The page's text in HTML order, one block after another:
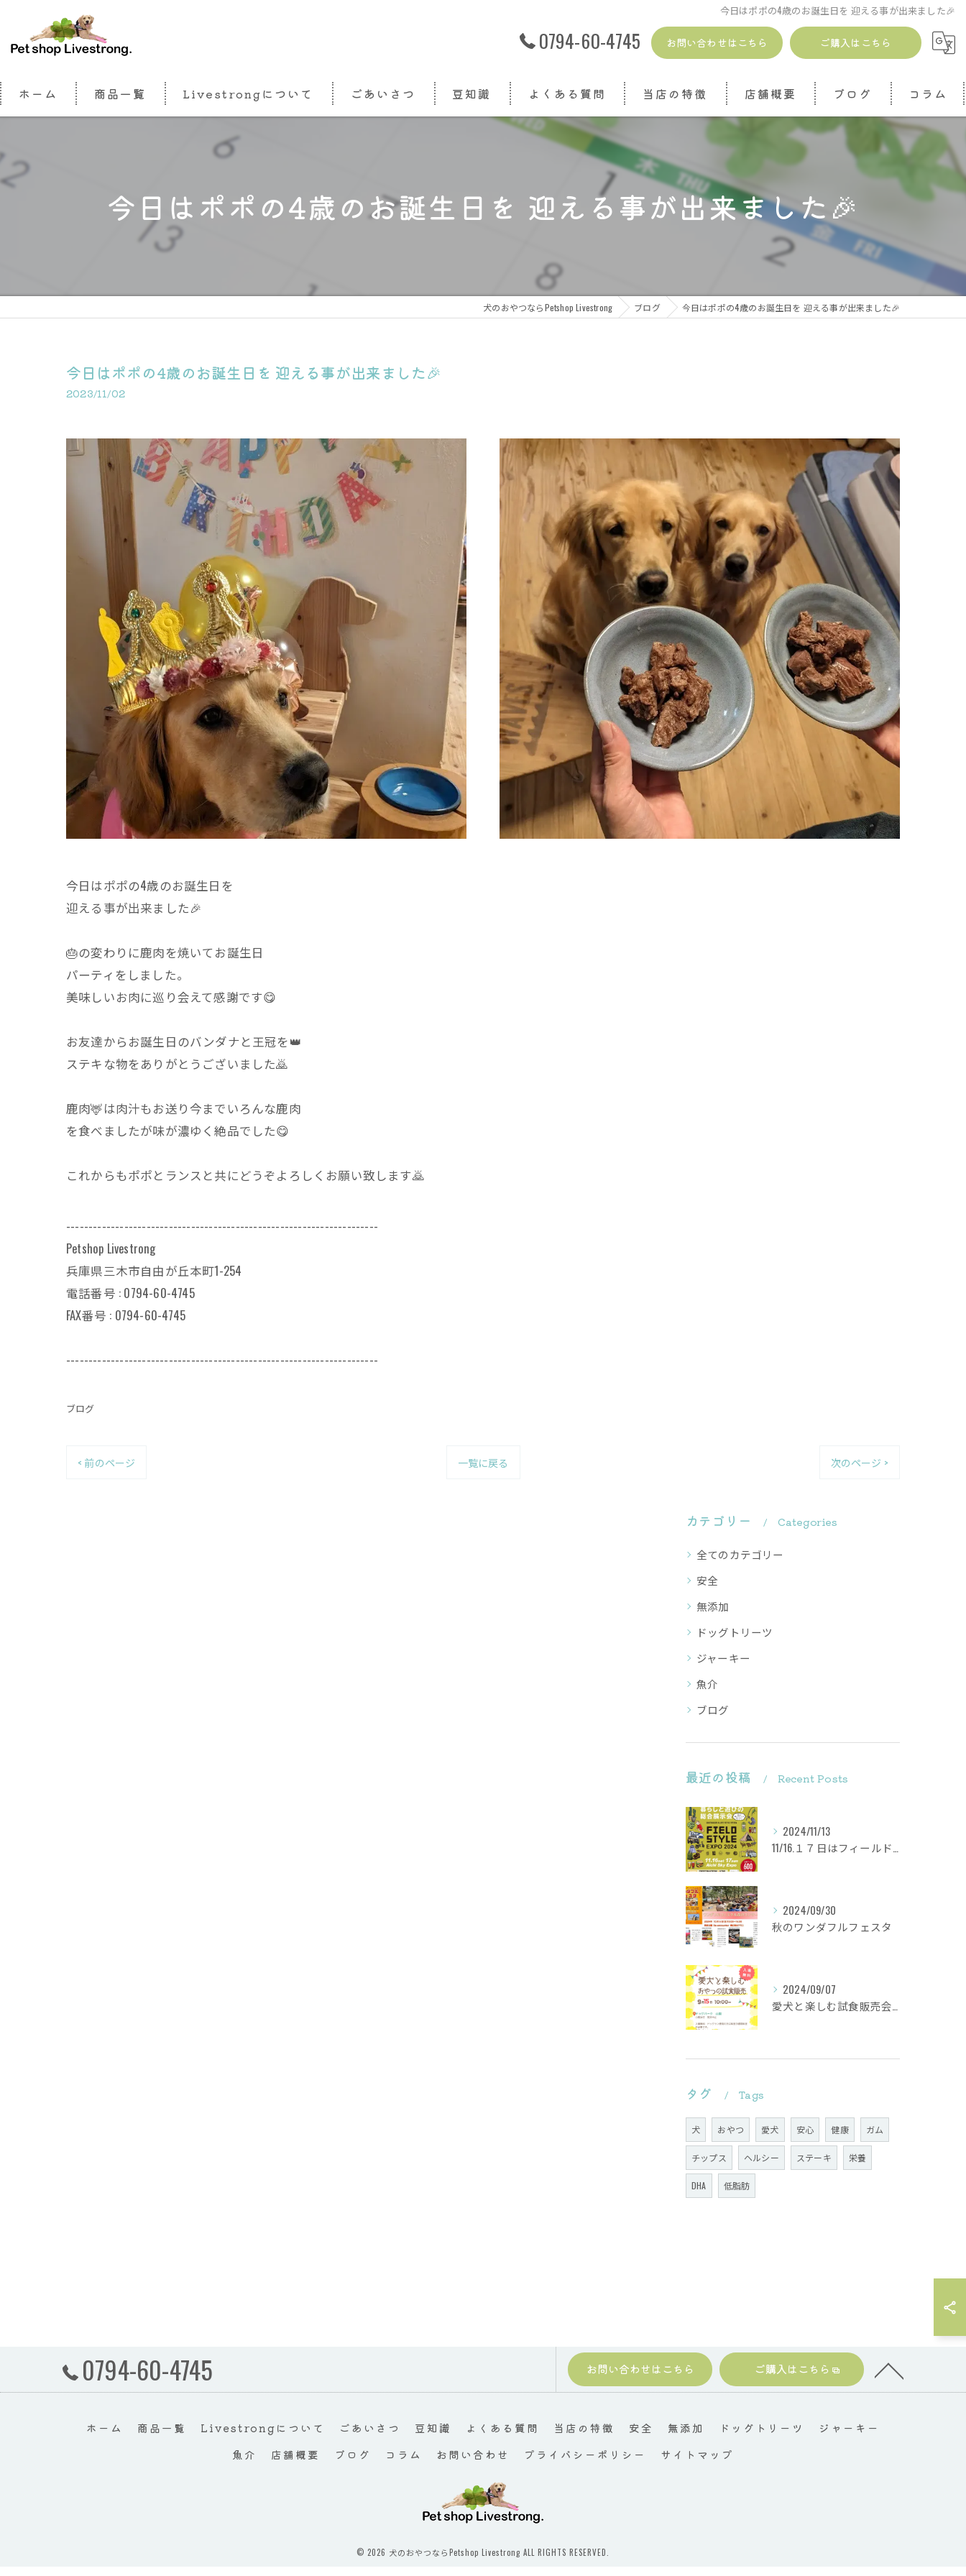
今日はポポの4歳のお誕生日を 迎える事が出来ました🎉
0794-60-4745 お問い合わせはこちら ご購入はこちら
ホーム 商品一覧 Livestrongについて ごあいさつ 豆知識 よくある質問 当店の特徴
無添加
ドッグトリーツ
店舗概要 ブログ コラム
今日はポポの4歳のお誕生日を 迎える事が出来ました🎉
犬のおやつならPetshop Livestrong ブログ 今日はポポの4歳のお誕生日を 迎える事が出来ました🎉
今日はポポの4歳のお誕生日を 迎える事が出来ました🎉
2023/11/02
今日はポポの4歳のお誕生日を
迎える事が出来ました🎉
🎂の変わりに鹿肉を焼いてお誕生日
パーティをしました。
美味しいお肉に巡り会えて感謝です😋
お友達からお誕生日のバンダナと王冠を👑
ステキな物をありがとうございました🙇
鹿肉🦌は肉汁もお送り今までいろんな鹿肉
を食べましたが味が濃ゆく絶品でした😋
これからもポポとランスと共にどうぞよろしくお願い致します🙇
----------------------------------------------------------------------
Petshop Livestrong
兵庫県三木市自由が丘本町1-254
電話番号 : 0794-60-4745
FAX番号 : 0794-60-4745
----------------------------------------------------------------------
ブログ
< 前のページ 一覧に戻る 次のページ >
カテゴリー Categories
全てのカテゴリー
安全
無添加
ドッグトリーツ
ジャーキー
魚介
ブログ
最近の投稿 Recent Posts
2024/11/13
11/16.１７日はフィールドスタイルに出店致します
2024/09/30
秋のワンダフルフェスタ
2024/09/07
愛犬と楽しむ試食販売会を行います。
タグ Tags
犬 おやつ 愛犬 安心 健康 ガム
チップス ヘルシー ステーキ 栄養
DHA 低脂肪
0794-60-4745 お問い合わせはこちら ご購入はこちら
ホーム 商品一覧 Livestrongについて ごあいさつ 豆知識 よくある質問 当店の特徴 安全 無添加 ドッグトリーツ
ジャーキー
魚介
店舗概要 ブログ コラム お問い合わせ プライバシーポリシー サイトマップ
© 2026 犬のおやつならPetshop Livestrong ALL RIGHTS RESERVED.